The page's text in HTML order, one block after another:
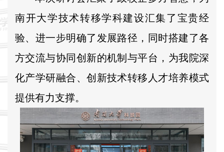
南开大学技术转移学科建设汇集了宝贵经
验、进一步明确了发展路径，同时搭建了各
方交流与协同创新的机制与平台，为我院深
化产学研融合、创新技术转移人才培养模式
提供有力支撑。